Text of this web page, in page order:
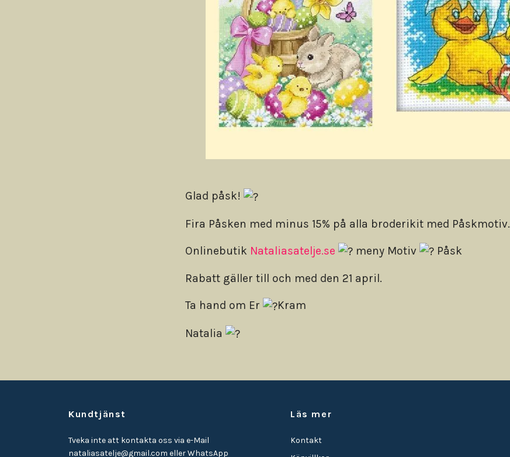
Glad påsk!
Fira Påsken med minus 15% på alla broderikit med Påskmotiv.
Onlinebutik Nataliasatelje.se meny Motiv Påsk
Rabatt gäller till och med den 21 april.
Ta hand om Er
Kram
Natalia
Kundtjänst
Tveka inte att kontakta oss via e-Mail
nataliasatelje@gmail.com eller WhatsApp
Läs mer
Kontakt